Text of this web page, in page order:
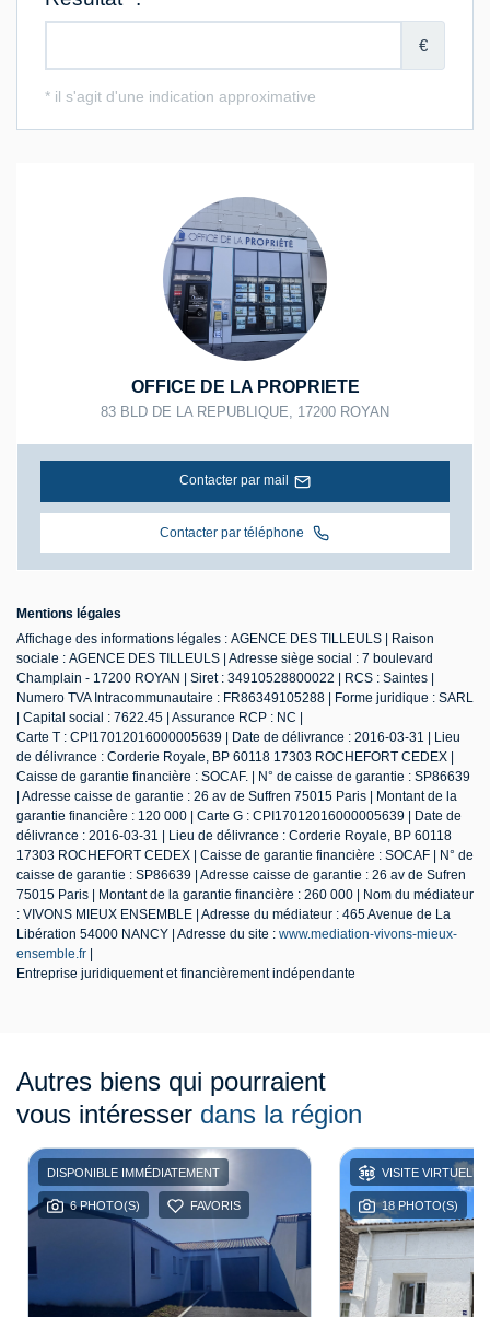
OFFICE DE LA PROPRIETE
83 BLD DE LA REPUBLIQUE, 17200 ROYAN
Contacter par mail
Contacter par téléphone
Mentions légales
Affichage des informations légales : AGENCE DES TILLEULS | Raison
sociale : AGENCE DES TILLEULS | Adresse siège social : 7 boulevard
Champlain - 17200 ROYAN | Siret : 34910528800022 | RCS : Saintes |
Numero TVA Intracommunautaire : FR86349105288 | Forme juridique : SARL
| Capital social : 7622.45 | Assurance RCP : NC |
Carte T : CPI17012016000005639 | Date de délivrance : 2016-03-31 | Lieu
de délivrance : Corderie Royale, BP 60118 17303 ROCHEFORT CEDEX |
Caisse de garantie financière : SOCAF. | N° de caisse de garantie : SP86639
| Adresse caisse de garantie : 26 av de Suffren 75015 Paris | Montant de la
garantie financière : 120 000 | Carte G : CPI17012016000005639 | Date de
délivrance : 2016-03-31 | Lieu de délivrance : Corderie Royale, BP 60118
17303 ROCHEFORT CEDEX | Caisse de garantie financière : SOCAF | N° de
caisse de garantie : SP86639 | Adresse caisse de garantie : 26 av de Sufren
75015 Paris | Montant de la garantie financière : 260 000 | Nom du médiateur
: VIVONS MIEUX ENSEMBLE | Adresse du médiateur : 465 Avenue de La
Libération 54000 NANCY | Adresse du site : www.mediation-vivons-mieux-
ensemble.fr
Entreprise juridiquement et financièrement indépendante
Autres biens qui pourraient
vous intéresser dans la région
DISPONIBLE IMMÉDIATEMENT
6 PHOTO(S) FAVORIS
VISITE VIRTUELLE
18 PHOTO(S)